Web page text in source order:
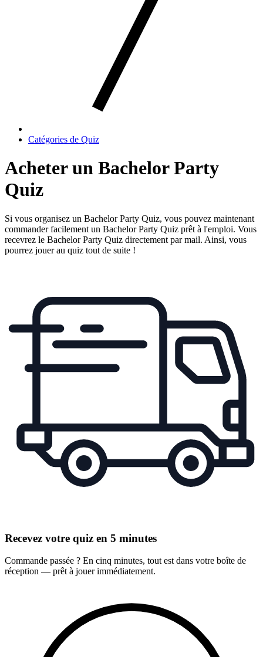
Catégories de Quiz
Acheter un Bachelor Party
Quiz
Si vous organisez un Bachelor Party Quiz, vous pouvez maintenant
commander facilement un Bachelor Party Quiz prêt à l'emploi. Vous
recevrez le Bachelor Party Quiz directement par mail. Ainsi, vous
pourrez jouer au quiz tout de suite !
Recevez votre quiz en 5 minutes
Commande passée ? En cinq minutes, tout est dans votre boîte de
réception — prêt à jouer immédiatement.